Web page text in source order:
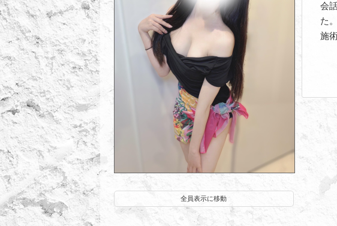
渚かれん(20)
全員表示に移動
会
た。
施